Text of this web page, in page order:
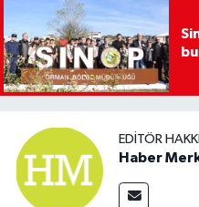
EDITÖR
Haber